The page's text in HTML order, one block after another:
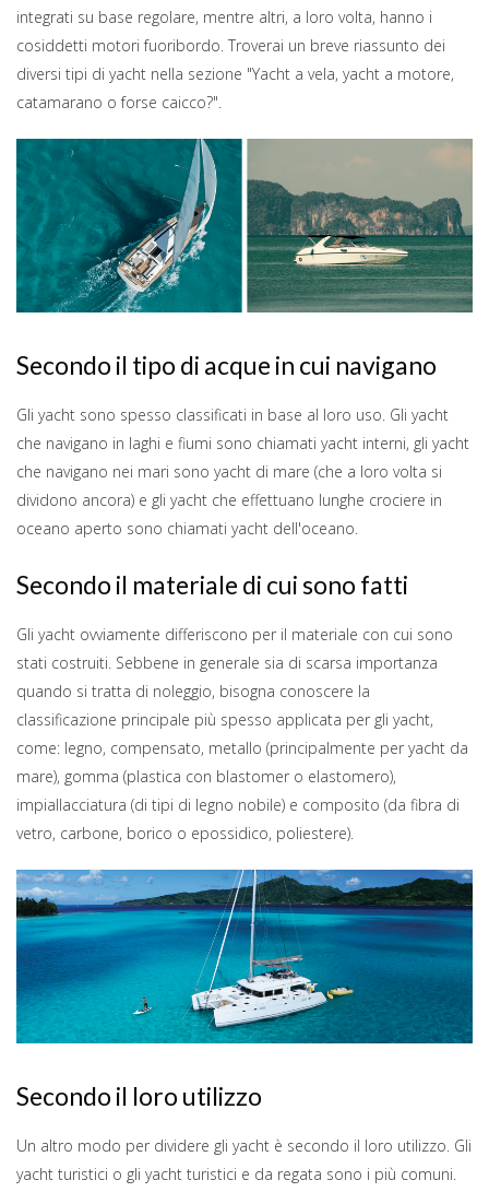
integrati su base regolare, mentre altri, a loro volta, hanno i
cosiddetti motori fuoribordo. Troverai un breve riassunto dei
diversi tipi di yacht nella sezione "Yacht a vela, yacht a motore,
catamarano o forse caicco?".
Secondo il tipo di acque in cui navigano
Gli yacht sono spesso classificati in base al loro uso. Gli yacht
che navigano in laghi e fiumi sono chiamati yacht interni, gli yacht
che navigano nei mari sono yacht di mare (che a loro volta si
dividono ancora) e gli yacht che effettuano lunghe crociere in
oceano aperto sono chiamati yacht dell'oceano.
Secondo il materiale di cui sono fatti
Gli yacht ovviamente differiscono per il materiale con cui sono
stati costruiti. Sebbene in generale sia di scarsa importanza
quando si tratta di noleggio, bisogna conoscere la
classificazione principale più spesso applicata per gli yacht,
come: legno, compensato, metallo (principalmente per yacht da
mare), gomma (plastica con blastomer o elastomero),
impiallacciatura (di tipi di legno nobile) e composito (da fibra di
vetro, carbone, borico o epossidico, poliestere).
Secondo il loro utilizzo
Un altro modo per dividere gli yacht è secondo il loro utilizzo. Gli
yacht turistici o gli yacht turistici e da regata sono i più comuni.